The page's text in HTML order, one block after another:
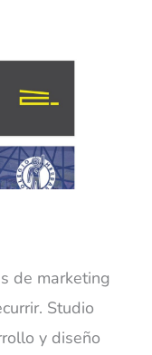
de marketing
Studio
y diseño